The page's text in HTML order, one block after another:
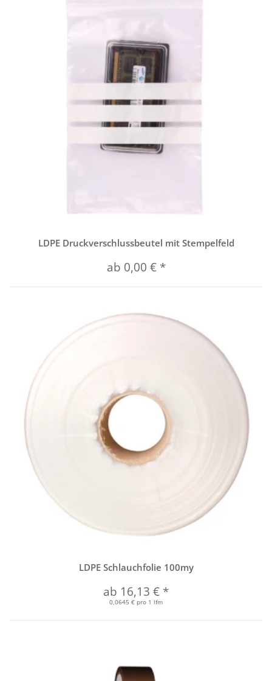
LDPE Druckverschlussbeutel mit Stempelfeld
ab 0,00 € *
LDPE Schlauchfolie 100my
ab 16,13 € *
0,0645 € pro 1 lfm